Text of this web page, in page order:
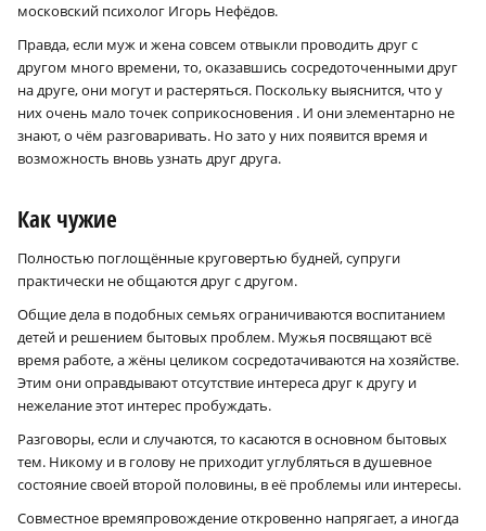
московский психолог Игорь Нефёдов.
Правда, если муж и жена совсем отвыкли проводить друг с
другом много времени, то, оказавшись сосредоточенными друг
на друге, они могут и растеряться. Поскольку выяснится, что у
них очень мало точек соприкосновения . И они элементарно не
знают, о чём разговаривать. Но зато у них появится время и
возможность вновь узнать друг друга.
Как чужие
Полностью поглощённые круговертью будней, супруги
практически не общаются друг с другом.
Общие дела в подобных семьях ограничиваются воспитанием
детей и решением бытовых проблем. Мужья посвящают всё
время работе, а жёны целиком сосредотачиваются на хозяйстве.
Этим они оправдывают отсутствие интереса друг к другу и
нежелание этот интерес пробуждать.
Разговоры, если и случаются, то касаются в основном бытовых
тем. Никому и в голову не приходит углубляться в душевное
состояние своей второй половины, в её проблемы или интересы.
Совместное времяпровождение откровенно напрягает, а иногда